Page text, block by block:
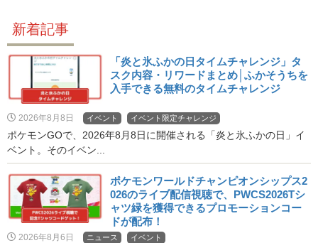
新着記事
「炎と氷ふかの日タイムチャレンジ」タ
スク内容・リワードまとめ│ふかそうちを
入手できる無料のタイムチャレンジ
2026年8月8日 イベント イベント限定チャレンジ
ポケモンGOで、2026年8月8日に開催される「炎と氷ふかの日」イ
ベント。そのイベン...
ポケモンワールドチャンピオンシップス2
026のライブ配信視聴で、PWCS2026Tシ
ャツ緑を獲得できるプロモーションコー
ドが配布！
2026年8月6日 ニュース イベント